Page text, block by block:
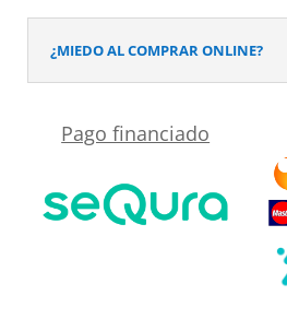
desplegable
cercano
su
domicilio?
pizarra.
Efecto
en
Maeba
antideslizante
¿MIEDO AL COMPRAR ONLINE?
Pago financiado